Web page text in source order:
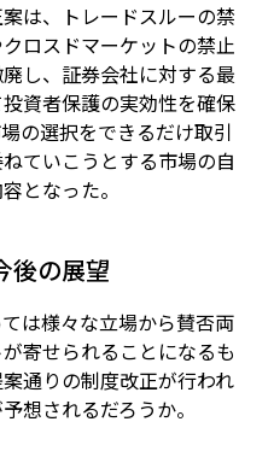
は、トレードスルーの禁
ロスドマーケットの禁止
し、証券会社に対する最
資者保護の実効性を確保
の選択をできるだけ取引
ていこうとする市場の自
となった。
後の展望
は様々な立場から賛否両
寄せられることになるも
通りの制度改正が行われ
想されるだろうか。